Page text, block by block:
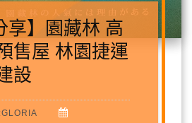
享】園藏林 高
售屋 林園捷運
設